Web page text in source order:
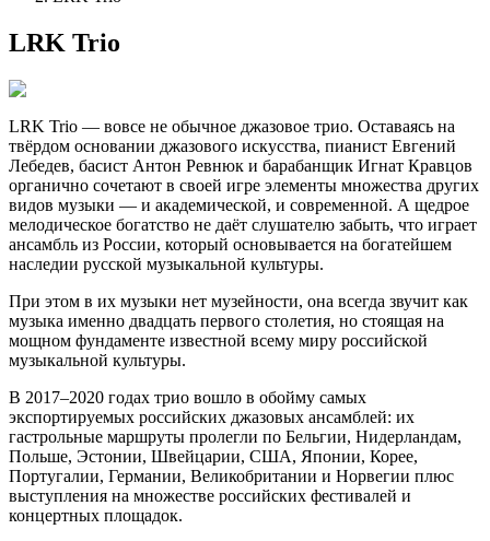
LRK Trio
LRK Trio — вовсе не обычное джазовое трио. Оставаясь на
твёрдом основании джазового искусства, пианист Евгений
Лебедев, басист Антон Ревнюк и барабанщик Игнат Кравцов
органично сочетают в своей игре элементы множества других
видов музыки — и академической, и современной. А щедрое
мелодическое богатство не даёт слушателю забыть, что играет
ансамбль из России, который основывается на богатейшем
наследии русской музыкальной культуры.
При этом в их музыки нет музейности, она всегда звучит как
музыка именно двадцать первого столетия, но стоящая на
мощном фундаменте известной всему миру российской
музыкальной культуры.
В 2017–2020 годах трио вошло в обойму самых
экспортируемых российских джазовых ансамблей: их
гастрольные маршруты пролегли по Бельгии, Нидерландам,
Польше, Эстонии, Швейцарии, США, Японии, Корее,
Португалии, Германии, Великобритании и Норвегии плюс
выступления на множестве российских фестивалей и
концертных площадок.